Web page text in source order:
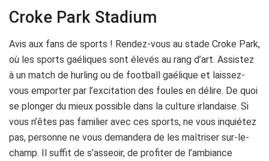
Croke Park Stadium
Avis aux fans de sports ! Rendez-vous au stade Croke Park,
où les sports gaéliques sont élevés au rang d’art. Assistez
à un match de hurling ou de football gaélique et laissez-
vous emporter par l’excitation des foules en délire. De quoi
se plonger du mieux possible dans la culture irlandaise. Si
vous n’êtes pas familier avec ces sports, ne vous inquiétez
pas, personne ne vous demandera de les maîtriser sur-le-
champ. Il suffit de s’asseoir, de profiter de l’ambiance